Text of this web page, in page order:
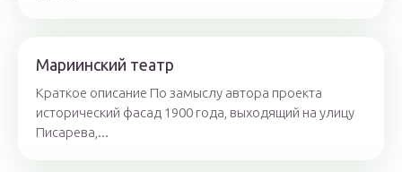
Мариинский театр
Краткое описание По замыслу автора проекта
исторический фасад 1900 года, выходящий на улицу
Писарева,...